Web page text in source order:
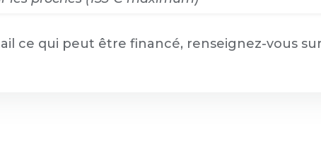
ce qui peut être financé, renseignez-vous